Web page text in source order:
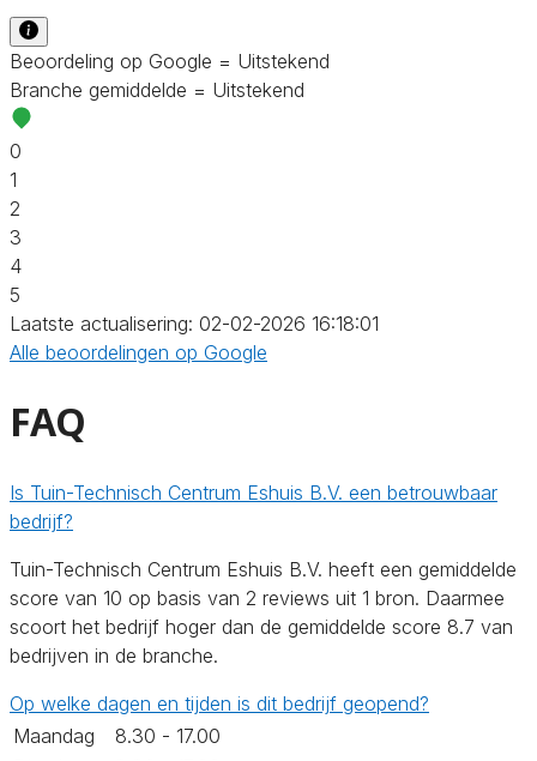
Beoordeling op Google = Uitstekend
Branche gemiddelde = Uitstekend
0
1
2
3
4
5
Laatste actualisering: 02-02-2026 16:18:01
Alle beoordelingen op Google
FAQ
Is Tuin-Technisch Centrum Eshuis B.V. een betrouwbaar
bedrijf?
Tuin-Technisch Centrum Eshuis B.V. heeft een gemiddelde
score van 10 op basis van 2 reviews uit 1 bron. Daarmee
scoort het bedrijf hoger dan de gemiddelde score 8.7 van
bedrijven in de branche.
Op welke dagen en tijden is dit bedrijf geopend?
Maandag
8.30 - 17.00